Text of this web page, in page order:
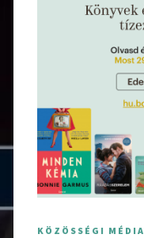
KÖZÖSSÉGI